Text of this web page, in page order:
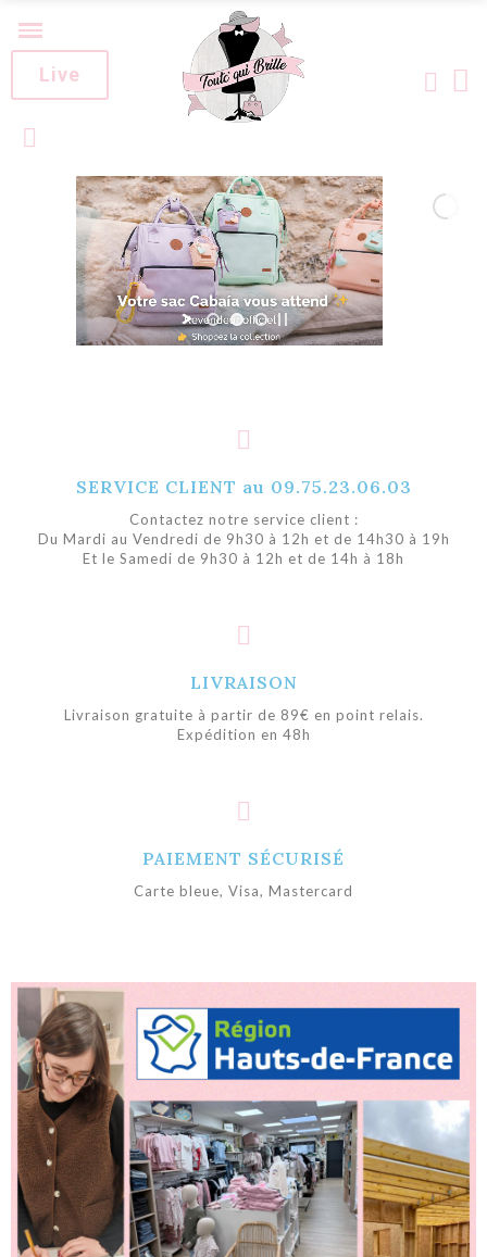
Live
SERVICE CLIENT au 09.75.23.06.03
Contactez notre service client :
Du Mardi au Vendredi de 9h30 à 12h et de 14h30 à 19h
Et le Samedi de 9h30 à 12h et de 14h à 18h
LIVRAISON
Livraison gratuite à partir de 89€ en point relais.
Expédition en 48h
PAIEMENT SÉCURISÉ
Carte bleue, Visa, Mastercard